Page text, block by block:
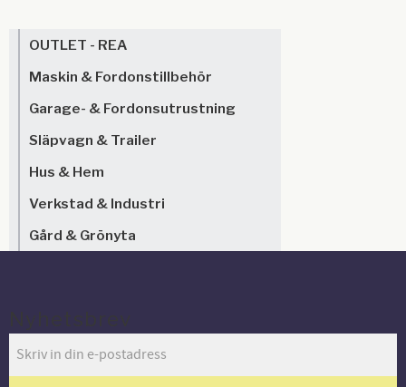
OUTLET - REA
Maskin & Fordonstillbehör
Garage- & Fordonsutrustning
Släpvagn & Trailer
Hus & Hem
Verkstad & Industri
Gård & Grönyta